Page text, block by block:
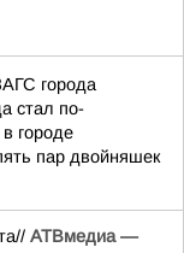
города
стал по-
городе
пар двойняшек
АТВмедиа —